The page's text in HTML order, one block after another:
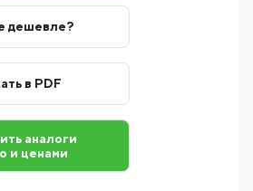
дешевле?
в PDF
аналоги
и ценами